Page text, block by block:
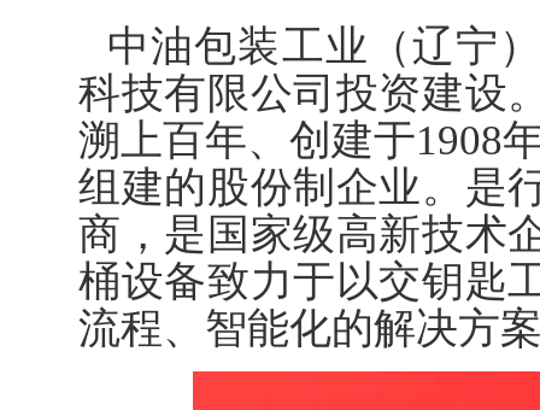
中油包装工业（辽宁
科技有限公司投资建设
溯上百年、创建于1908
组建的股份制企业。是
商，是国家级高新技术
桶设备致力于以交钥匙
流程、智能化的解决方